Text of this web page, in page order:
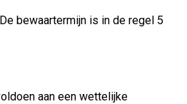
bewaartermijn is in de regel 5
aan een wettelijke